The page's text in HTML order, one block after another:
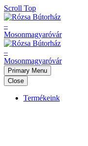
Scroll Top
Primary Menu
Close
Termékeink